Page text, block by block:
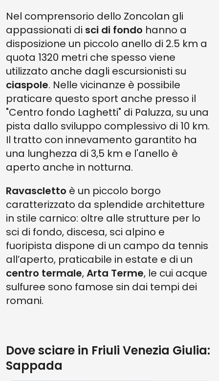
Nel comprensorio dello Zoncolan gli
appassionati di sci di fondo hanno a
disposizione un piccolo anello di 2.5 km a
quota 1320 metri che spesso viene
utilizzato anche dagli escursionisti su
ciaspole. Nelle vicinanze è possibile
praticare questo sport anche presso il
"Centro fondo Laghetti" di Paluzza, su una
pista dallo sviluppo complessivo di 10 km.
Il tratto con innevamento garantito ha
una lunghezza di 3,5 km e l'anello è
aperto anche in notturna.​
Ravascletto è un piccolo borgo
caratterizzato da splendide architetture
in stile carnico: oltre alle strutture per lo
sci di fondo, discesa, sci alpino e
fuoripista dispone di un campo da tennis
all’aperto, praticabile in estate e di un
centro termale,Arta Terme, le cui acque
sulfuree sono famose sin dai tempi dei
romani.
Dove sciare in Friuli Venezia Giulia:
Sappada